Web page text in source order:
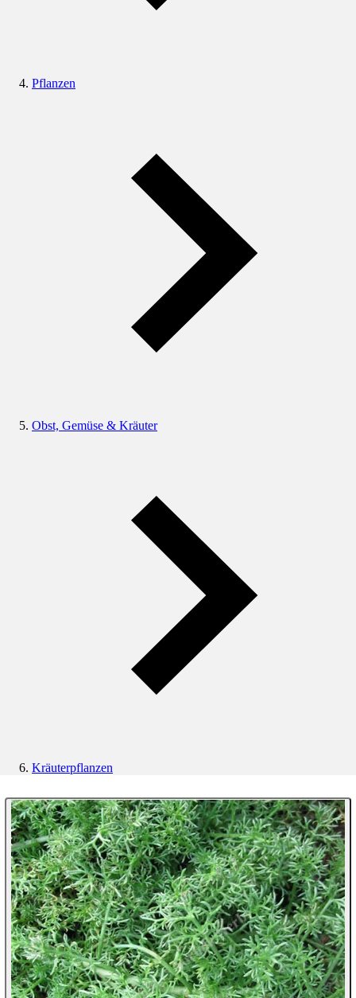
Pflanzen
Obst, Gemüse & Kräuter
Kräuterpflanzen